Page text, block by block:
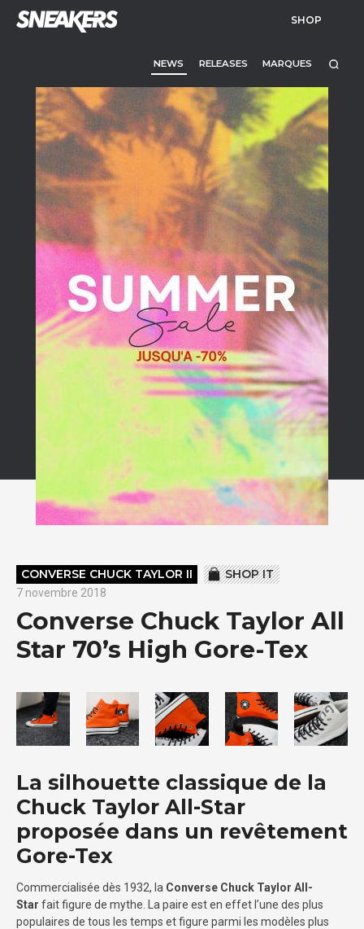
SHOP
NEWS RELEASES MARQUES
CONVERSE CHUCK TAYLOR II SHOP IT
7 novembre 2018
Converse Chuck Taylor All
Star 70’s High Gore-Tex
La silhouette classique de la
Chuck Taylor All-Star
proposée dans un revêtement
Gore-Tex
Commercialisée dès 1932, la Converse Chuck Taylor All-
Star fait figure de mythe. La paire est en effet l’une des plus
populaires de tous les temps et figure parmi les modèles plus